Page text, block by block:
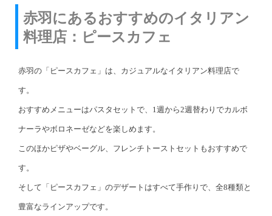
赤羽にあるおすすめのイタリアン
料理店：ピースカフェ
赤羽の「ピースカフェ」は、カジュアルなイタリアン料理店で
す。
おすすめメニューはパスタセットで、1週から2週替わりでカルボ
ナーラやボロネーゼなどを楽しめます。
このほかピザやベーグル、フレンチトーストセットもおすすめで
す。
そして「ピースカフェ」のデザートはすべて手作りで、全8種類と
豊富なラインアップです。